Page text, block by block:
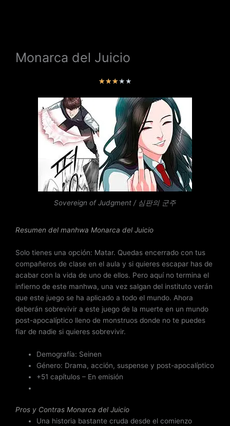
Monarca del Juicio
★★★★★V
l
o
d
o
c
o
n
3
e
Sovereign of Judgment / 심판의 군주
Resumen del manhwa Monarca del Juicio
Solo tienes una opción: Matar. Quedas encerrado con tus
compañeros de clase en el aula y si quieres escapar has de
acabar con la vida de uno de ellos. Pero aquí no termina el
infierno de este manhwa, una vez salgan del instituto verán
que este juego se ha aplicado a todo el mundo. Ahora
deberán sobrevivir a este juego de la muerte en un mundo
post-apocalíptico lleno de monstruos donde no te puedes
fiar de nadie si quieres sobrevivir.
Demografía: Seinen
Género: Drama, acción, suspense y post-apocalíptico
+51 capítulos – En emisión
Pros y Contras Monarca del Juicio
Una historia bastante cruda desde el comienzo